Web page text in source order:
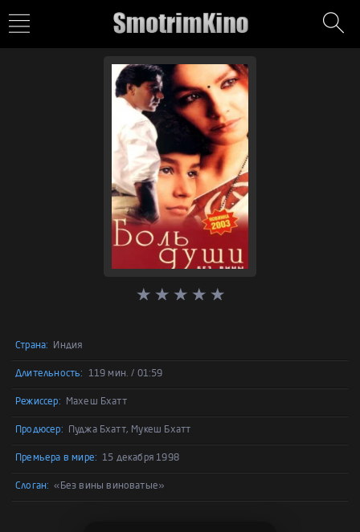
Страна: Индия
Длительность: 119 мин. / 01:59
Режиссер: Махеш Бхатт
Продюсер: Пуджа Бхатт, Мукеш Бхатт
Премьера в мире: 15 декабря 1998
Слоган: «Без вины виноватые»